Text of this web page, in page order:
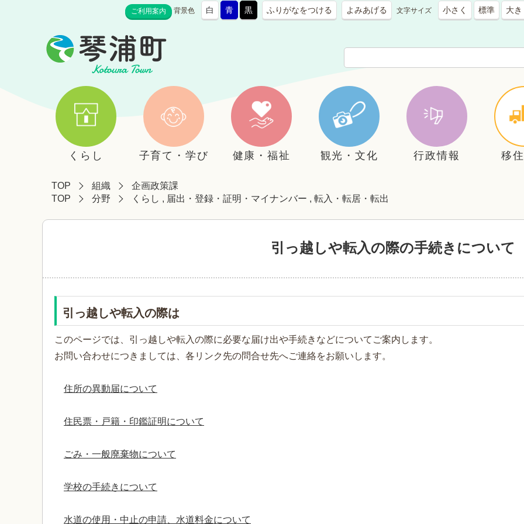
ご利用案内 背景色 白 青 黒 ふりがなをつける よみあげる 文字サイズ 小さく 標準 大き
くらし 子育て・学び 健康・福祉 観光・文化 行政情報 移
TOP 組織
企画政策課
TOP
分野 くらし , 届出・登録・証明・マイナンバー , 転入・転居・転出
引っ越しや転入の際の手続きについて
引っ越しや転入の際は
このページでは、引っ越しや転入の際に必要な届け出や手続きなどについてご案内します。
お問い合わせにつきましては、各リンク先の問合せ先へご連絡をお願いします。
住所の異動届について
住民票・戸籍・印鑑証明について
ごみ・一般廃棄物について
学校の手続きについて
水道の使用・中止の申請、水道料金について